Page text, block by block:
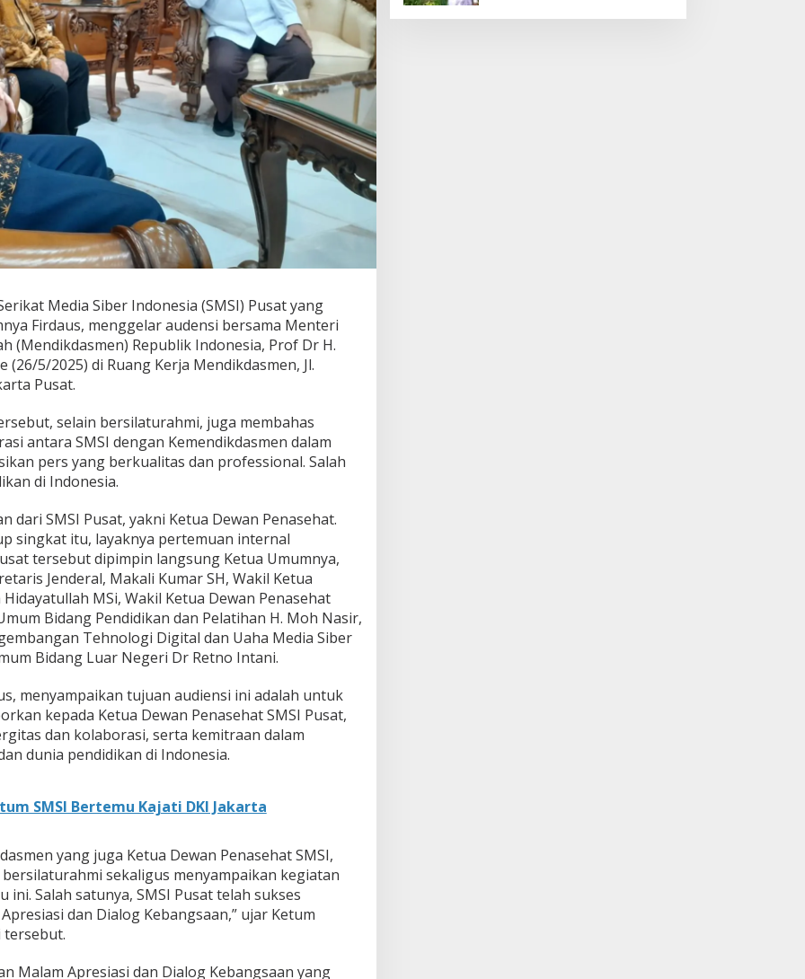
Media Siber Indonesia (SMSI) Pusat yang
Firdaus, menggelar audensi bersama Menteri
(Mendikdasmen) Republik Indonesia, Prof Dr H.
(26/5/2025) di Ruang Kerja Mendikdasmen, Jl.
Pusat.
selain bersilaturahmi, juga membahas
antara SMSI dengan Kemendikdasmen dalam
pers yang berkualitas dan professional. Salah
di Indonesia.
dari SMSI Pusat, yakni Ketua Dewan Penasehat.
singkat itu, layaknya pertemuan internal
tersebut dipimpin langsung Ketua Umumnya,
Jenderal, Makali Kumar SH, Wakil Ketua
MSi, Wakil Ketua Dewan Penasehat
Bidang Pendidikan dan Pelatihan H. Moh Nasir,
Tehnologi Digital dan Uaha Media Siber
Bidang Luar Negeri Dr Retno Intani.
menyampaikan tujuan audiensi ini adalah untuk
kepada Ketua Dewan Penasehat SMSI Pusat,
dan kolaborasi, serta kemitraan dalam
dunia pendidikan di Indonesia.
SMSI Bertemu Kajati DKI Jakarta
yang juga Ketua Dewan Penasehat SMSI,
sekaligus menyampaikan kegiatan
Salah satunya, SMSI Pusat telah sukses
dan Dialog Kebangsaan,” ujar Ketum
tersebut.
Malam Apresiasi dan Dialog Kebangsaan yang